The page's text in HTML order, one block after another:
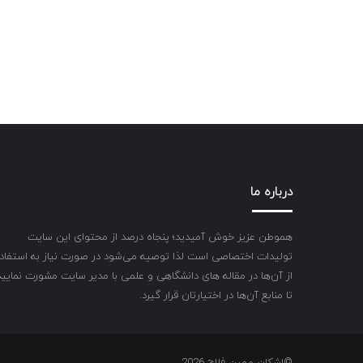
درباره ما
هموطن عزیز خوش آمیدید؛ پنجاه درصد از محتوای این سایت
تولیدات اختصاصی است لذا توصیه می‌شود در صورت نیاز به
از آن‌ها در مقاله های دانشگاهی و علمی با مدیر سایت مشورت
تا منابع آن‌ها در اختیارتان قرار گیرد.